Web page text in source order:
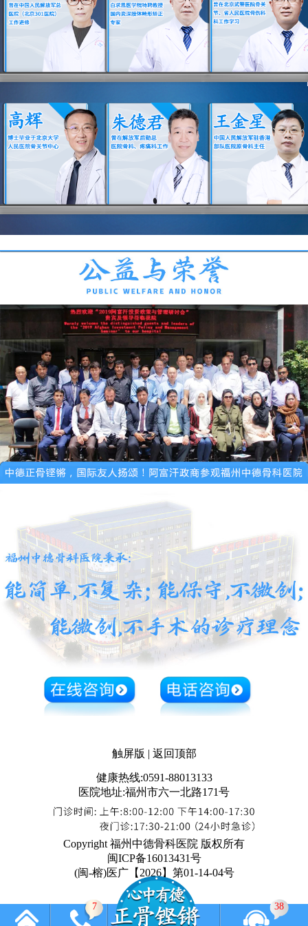
触屏版 | 返回顶部
健康热线:0591-88013133
医院地址:福州市六一北路171号
Copyright 福州中德骨科医院 版权所有
闽ICP备16013431号
(闽-榕)医广【2026】第01-14-04号
7 38